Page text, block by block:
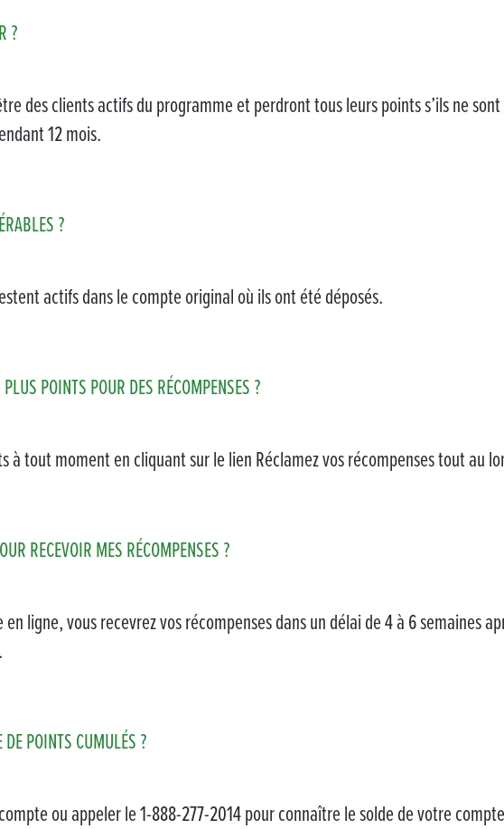
?
des clients actifs du programme et perdront tous leurs points s’ils ne
12 mois.
?
actifs dans le compte original où ils ont été déposés.
POINTS POUR DES RÉCOMPENSES ?
à tout moment en cliquant sur le lien Réclamez vos récompenses tout au
RECEVOIR MES RÉCOMPENSES ?
ligne, vous recevrez vos récompenses dans un délai de 4 à 6 semaines
POINTS CUMULÉS ?
ou appeler le 1-888-277-2014 pour connaître le solde de votre